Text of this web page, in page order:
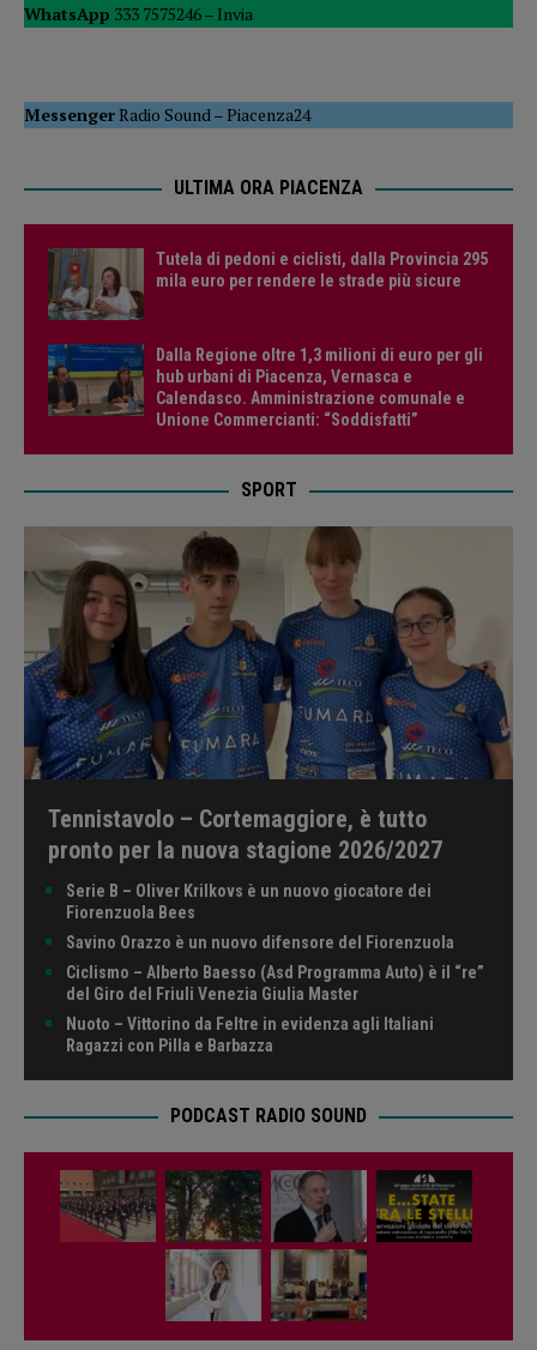
WhatsApp 333 7575246 – Invia
MessengerRadio Sound –Piacenza24
ULTIMA ORA PIACENZA
Tutela di pedoni e ciclisti, dalla Provincia 295
mila euro per rendere le strade più sicure
Dalla Regione oltre 1,3 milioni di euro per gli
hub urbani di Piacenza, Vernasca e
Calendasco. Amministrazione comunale e
Unione Commercianti: “Soddisfatti”
SPORT
Tennistavolo – Cortemaggiore, è tutto
pronto per la nuova stagione 2026/2027
Serie B – Oliver Krilkovs è un nuovo giocatore dei
Fiorenzuola Bees
Savino Orazzo è un nuovo difensore del Fiorenzuola
Ciclismo – Alberto Baesso (Asd Programma Auto) è il “re”
del Giro del Friuli Venezia Giulia Master
Nuoto – Vittorino da Feltre in evidenza agli Italiani
Ragazzi con Pilla e Barbazza
PODCAST RADIO SOUND